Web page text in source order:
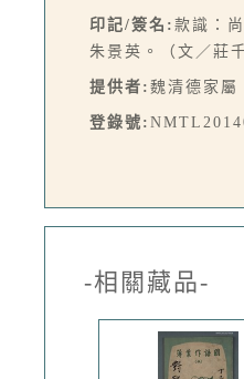
印記/簽名: 款識：
朱景英。（文／莊
提供者: 魏清德家屬
登錄號:
-相關藏品-